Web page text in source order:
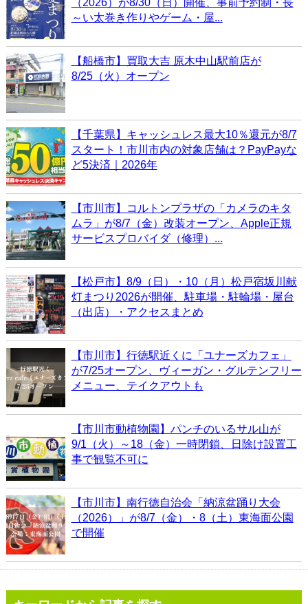
（2026）が8/30（日）開催、事前予約制・長
～い太巻き作りやゲーム・屋...
【船橋市】買取大吉 原木中山駅前店が
8/25（火）オープン
【千葉県】キャッシュレス最大10％還元が8/7
スタート！市川市内の対象店舗は？PayPayな
ど5決済｜2026年
【市川市】コルトンプラザの「カメラのキタ
ムラ」が8/7（金）改装オープン、Apple正規
サービスプロバイダ（修理）...
【松戸市】8/9（日）・10（月）松戸宿坂川献
灯まつり2026が開催、駐車場・駐輪場・屋台
（出店）・アクセスまとめ
【市川市】行徳駅近くに「ユナーズカフェ」
が7/25オープン、ヴィーガン・グルテンフリー
メニュー、テイクアウトも
【市川市動植物園】パンチのいるサル山が
9/1（火）～18（金）一時閉鎖、日除け設置工
事で観覧不可に
【市川市】南行徳自治会「納涼盆踊り大会
（2026）」が8/7（金）・8（土）東海面公園
で開催